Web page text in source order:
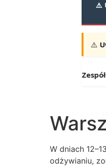
⚠️
⚠️
Zespół
W dniach
odżywianiu,